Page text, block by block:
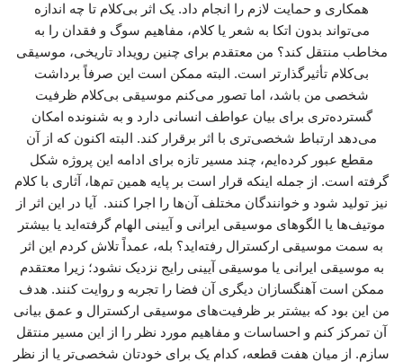
همکاری و حمایت لازم را انجام داد. یک اثر بی‌کلام تا چه اندازه
می‌تواند بدون اتکا به شعر یا کلام، مفاهیم سوگ و فقدان را به
مخاطب منتقل کند؟ من معتقدم برای چنین رویداد تاریخی، موسیقی
بی‌کلام تأثیرگذارتر است. البته ممکن است این صرفاً برداشت
شخصی من باشد، اما تصور می‌کنم موسیقی بی‌کلام ظرفیت
گسترده‌تری برای بیان عواطف انسانی دارد و به شنونده امکان
می‌دهد ارتباط شخصی‌تری با اثر برقرار کند. البته اکنون که از آن
مقطع عبور کرده‌ایم، چند مسیر تازه برای ادامه این پروژه شکل
گرفته است. از جمله اینکه قرار است بر پایه همین تم‌ها، آثاری با کلام
نیز تولید شود و خوانندگان مختلف آن‌ها را اجرا کنند. آیا در این اثر از
موتیف‌ها یا الگوهای موسیقی ایرانی و آیینی الهام گرفته‌اید یا بیشتر
به سمت موسیقی ارکسترال رفته‌اید؟ بله، عمداً تلاش کردم این اثر
به موسیقی ایرانی یا موسیقی آیینی رایج نزدیک نشود؛ زیرا معتقدم
ممکن است آهنگسازان دیگری آن فضا را تجربه و روایت کنند. هدف
من این بود که بیشتر بر ظرفیت‌های موسیقی ارکسترال و عمق بیانی
آن تمرکز کنم و احساسات و مفاهیم مورد نظر را از این مسیر منتقل
سازم. از میان هفت قطعه، کدام یک برای خودتان شخصی‌تر یا از نظر